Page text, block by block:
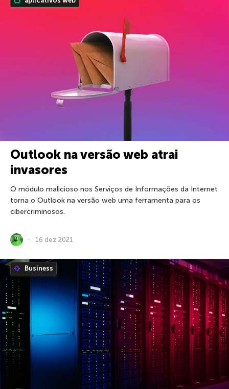
Outlook na versão web atrai
invasores
O módulo malicioso nos Serviços de Informações da Internet
torna o Outlook na versão web uma ferramenta para os
cibercriminosos.
16 dez 2021
Business